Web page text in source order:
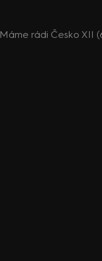
Máme rádi Česko XII